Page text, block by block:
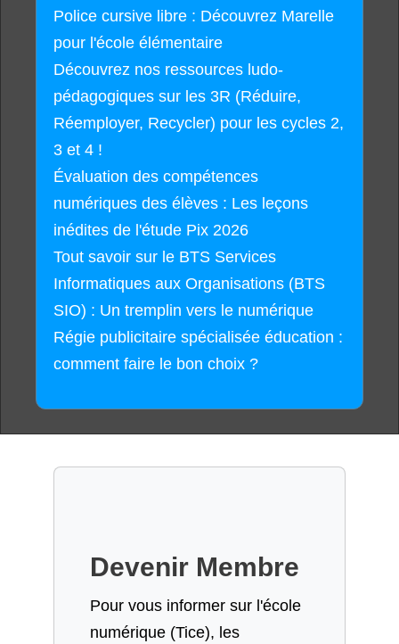
Police cursive libre : Découvrez Marelle
pour l'école élémentaire
Découvrez nos ressources ludo-
pédagogiques sur les 3R (Réduire,
Réemployer, Recycler) pour les cycles 2,
3 et 4 !
Évaluation des compétences
numériques des élèves : Les leçons
inédites de l'étude Pix 2026
Tout savoir sur le BTS Services
Informatiques aux Organisations (BTS
SIO) : Un tremplin vers le numérique
Régie publicitaire spécialisée éducation :
comment faire le bon choix ?
Devenir Membre
Pour vous informer sur l'école
numérique (Tice), les